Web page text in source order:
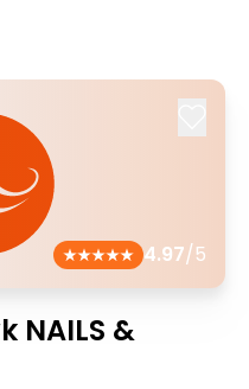
4.97/5
NAILS &